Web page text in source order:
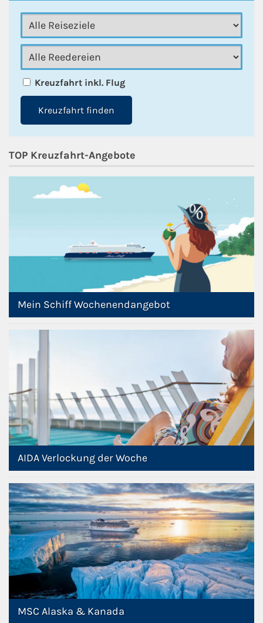
Kreuzfahrt inkl. Flug
Kreuzfahrt finden
TOP Kreuzfahrt-Angebote
Mein Schiff Wochenendangebot
AIDA Verlockung der Woche
MSC Alaska & Kanada